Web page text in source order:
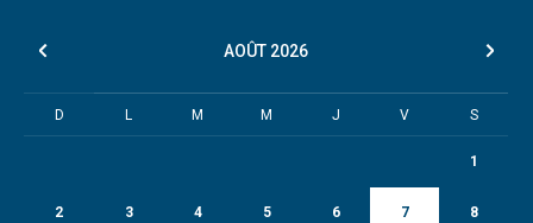
AOÛT 2026
D L M M J V S
1
2 3 4 5 6 7 8